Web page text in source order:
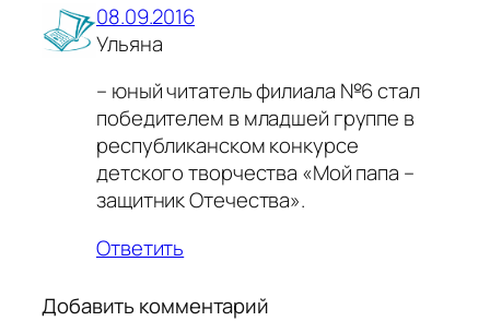
08.09.2016
Ульяна
– юный читатель филиала №6 стал
победителем в младшей группе в
республиканском конкурсе
детского творчества «Мой папа –
защитник Отечества».
Ответить
Добавить комментарий